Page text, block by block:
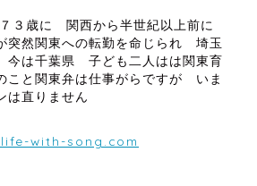
３歳に 関西から半世紀以上前に
突然関東への転勤を命じられ 埼玉
今は千葉県 子ども二人はは関東育
と関東弁は仕事がらですが いま
は直りません
with-song.com